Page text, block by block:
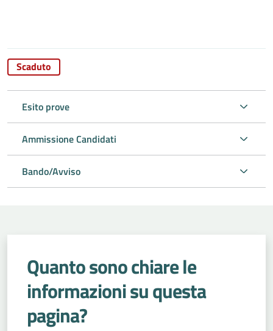
Scaduto
Esito prove
Ammissione Candidati
Bando/Avviso
Quanto sono chiare le
informazioni su questa
pagina?